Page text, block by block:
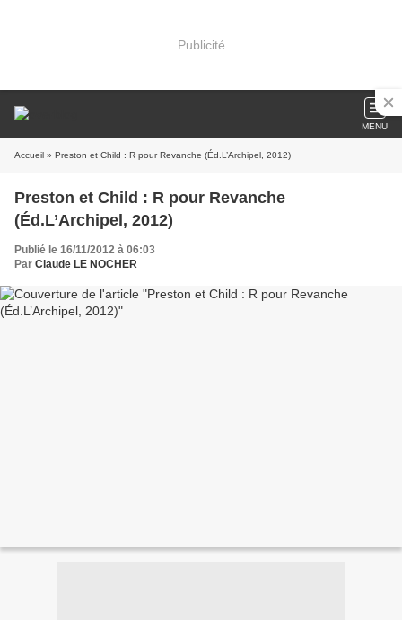
Publicité
MENU
Accueil » Preston et Child : R pour Revanche (Éd.L’Archipel, 2012)
Preston et Child : R pour Revanche
(Éd.L’Archipel, 2012)
Publié le 16/11/2012 à 06:03
Par Claude LE NOCHER